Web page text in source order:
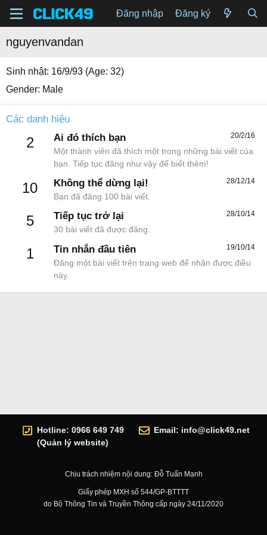
Đăng nhập Đăng ký
nguyenvandan
Sinh nhật 16/9/93 (Age: 32)
Gender Male
Các danh hiệu
2 20/2/16
Ai đó thích bạn
Một thành viên đã thích một trong những bài viết của
bạn. Tiếp tục đăng như vậy để biết thêm!
10 28/12/14
Không thể dừng lại!
Bạn đã đăng 100 bài viết.
5 28/10/14
Tiếp tục trở lại
30 bài viết đã được đăng.
1 19/10/14
Tin nhắn đầu tiên
Đăng một bài viết trên trang web để nhận được điều
này.
Hotline: 0966 649 749
(Quản lý website)
Email: info@click49.net
Chịu trách nhiệm nội dung: Đỗ Tuấn Mạnh
Giấy phép MXH số 544/GP-BTTTT
do Bộ Thông Tin và Truyền Thông cấp ngày 24/11/2020